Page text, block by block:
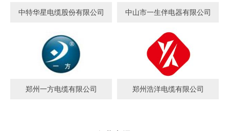
中特华星电缆股份有限公司 中山市一生伴电器有限公司
郑州一方电缆有限公司 郑州浩洋电缆有限公司